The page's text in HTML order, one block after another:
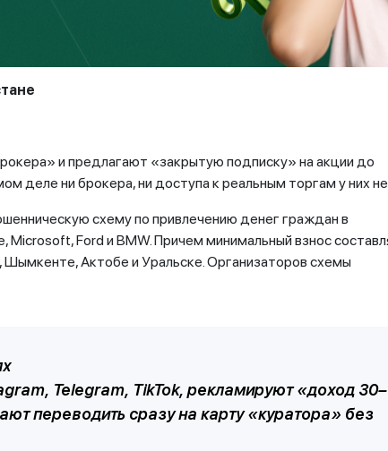
и предлагают «закрытую подписку» на акции до
деле ни брокера, ни доступа к реальным торгам у них
схему по привлечению денег граждан в
Ford и BMW. Причем минимальный взнос
Актобе и Уральске. Организаторов схемы
Telegram, TikTok, рекламируют «доход 30–
переводить сразу на карту «куратора» без